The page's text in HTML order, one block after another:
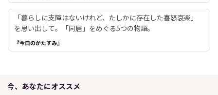
「暮らしに支障はないけれど、たしかに存在した喜怒哀楽」
を思い出して。「同居」をめぐる5つの物語。
『今日のかたすみ』
今、あなたにオススメ